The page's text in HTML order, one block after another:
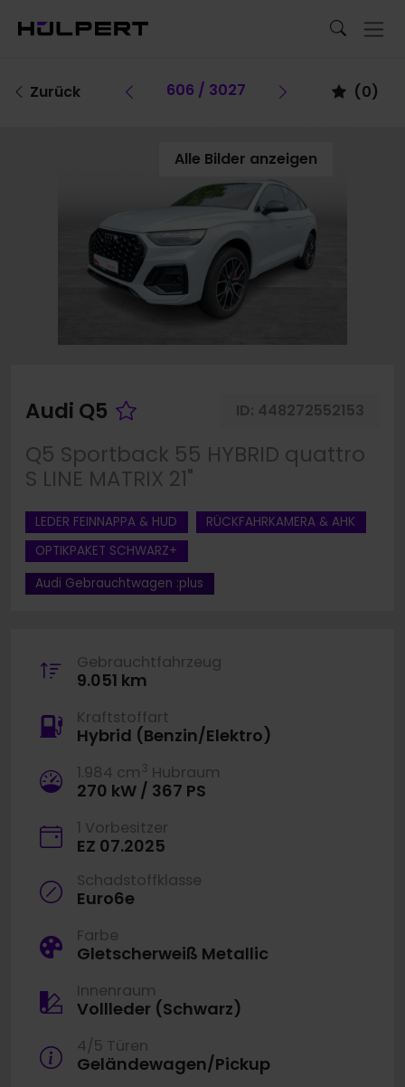
Zurück Vorheriges Fahrzeug
606 / 3027 Vorheriges
(0)
Alle Bilder anzeigen
Audi Q5 Fahrzeug merken
ID: 448272552153
Q5 Sportback 55 HYBRID quattro
S LINE MATRIX 21"
LEDER FEINNAPPA & HUD
RÜCKFAHRKAMERA & AHK
OPTIKPAKET SCHWARZ+
Audi Gebrauchtwagen :plus
Gebrauchtfahrzeug
9.051 km
Kraftstoffart
Hybrid (Benzin/Elektro)
1.984 cm 3 Hubraum
270 kW / 367 PS
1 Vorbesitzer
EZ 07.2025
Schadstoffklasse
Euro6e
Farbe
Gletscherweiß Metallic
Innenraum
Vollleder (Schwarz)
4/5 Türen
Geländewagen/Pickup